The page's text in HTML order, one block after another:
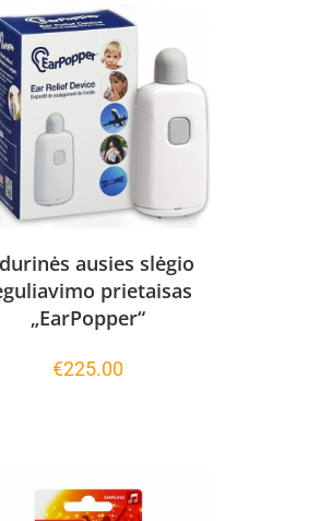
ausies slėgio
prietaisas
„EarPopper“
€225.00